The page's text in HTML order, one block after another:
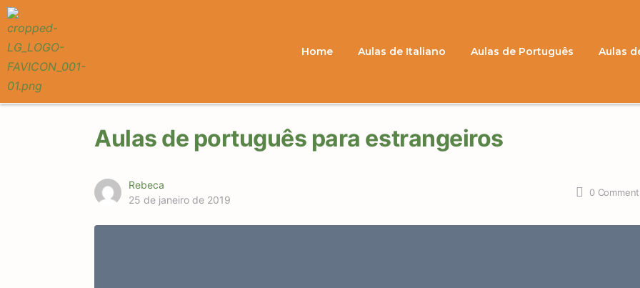
Home Aulas de Italiano Aulas de Português Aulas
Aulas de português para estrangeiros
Rebeca
25 de janeiro de 2019
0